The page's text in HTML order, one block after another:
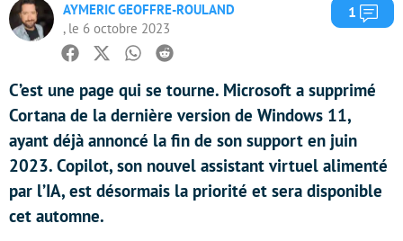
AYMERIC GEOFFRE-ROULAND
, le 6 octobre 2023
1
Facebook
TwitterWhatsapp
Reddit
C’est une page qui se tourne. Microsoft a supprimé
Cortana de la dernière version de Windows 11,
ayant déjà annoncé la fin de son support en juin
2023. Copilot, son nouvel assistant virtuel alimenté
par l’IA, est désormais la priorité et sera disponible
cet automne.